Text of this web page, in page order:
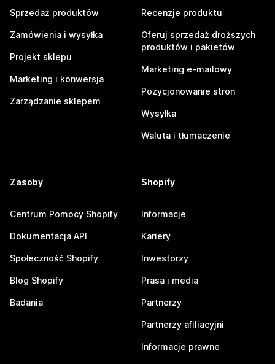
Sprzedaż produktów
Zamówienia i wysyłka
Projekt sklepu
Marketing i konwersja
Zarządzanie sklepem
Recenzje produktu
Oferuj sprzedaż droższych
produktów i pakietów
Marketing e-mailowy
Pozycjonowanie stron
Wysyłka
Waluta i tłumaczenie
Zasoby
Centrum Pomocy Shopify
Dokumentacja API
Społeczność Shopify
Blog Shopify
Badania
Shopify
Informacje
Kariery
Inwestorzy
Prasa i media
Partnerzy
Partnerzy afiliacyjni
Informacje prawne